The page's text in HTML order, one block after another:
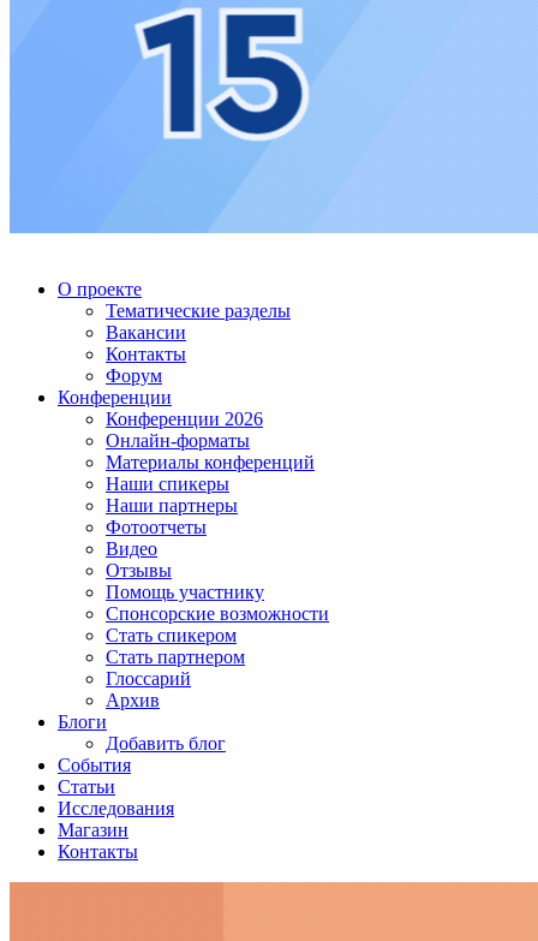
О проекте
Тематические разделы
Вакансии
Контакты
Форум
Конференции
Конференции 2026
Онлайн-форматы
Материалы конференций
Наши спикеры
Наши партнеры
Фотоотчеты
Видео
Отзывы
Помощь участнику
Спонсорские возможности
Стать спикером
Стать партнером
Глоссарий
Архив
Блоги
Добавить блог
События
Статьи
Исследования
Магазин
Контакты